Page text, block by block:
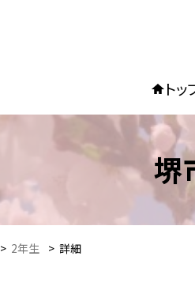
ト
堺
> 2年生 > 詳細